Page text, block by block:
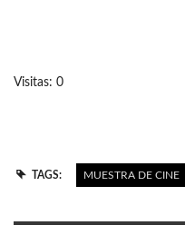
Visitas: 0
TAGS: MUESTRA DE CINE